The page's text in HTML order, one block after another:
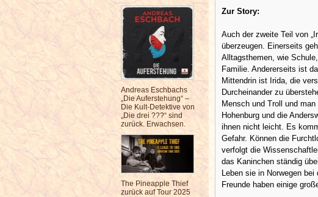
Andreas Eschbachs
„Die Auferstehung“ –
Die Kult-Detektive von
„Die drei ???“ sind
zurück. Erwachsen.
The Pineapple Thief
zurück auf Tour 2025
Zur Story:
Auch der zweite Teil von
überzeugen. Einerseits
Alltagsthemen, wie
Familie. Andererseits ist
Mittendrin ist Irida, die
Durcheinander zu
Mensch und Troll und
Hohenburg und die
ihnen nicht leicht. Es
Gefahr. Können die
verfolgt die
das Kaninchen ständig
Leben sie in Norwegen
Freunde haben einige